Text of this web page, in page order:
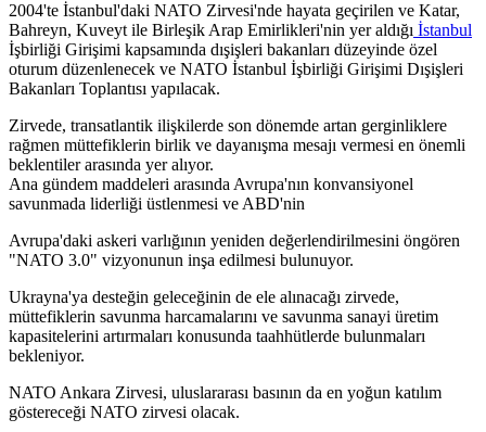
2004'te İstanbul'daki NATO Zirvesi'nde hayata geçirilen ve Katar,
Bahreyn, Kuveyt ile Birleşik Arap Emirlikleri'nin yer aldığı İstanbul
İşbirliği Girişimi kapsamında dışişleri bakanları düzeyinde özel
oturum düzenlenecek ve NATO İstanbul İşbirliği Girişimi Dışişleri
Bakanları Toplantısı yapılacak.
Zirvede, transatlantik ilişkilerde son dönemde artan gerginliklere
rağmen müttefiklerin birlik ve dayanışma mesajı vermesi en önemli
beklentiler arasında yer alıyor.
Ana gündem maddeleri arasında Avrupa'nın konvansiyonel
savunmada liderliği üstlenmesi ve ABD'nin
Avrupa'daki askeri varlığının yeniden değerlendirilmesini öngören
"NATO 3.0" vizyonunun inşa edilmesi bulunuyor.
Ukrayna'ya desteğin geleceğinin de ele alınacağı zirvede,
müttefiklerin savunma harcamalarını ve savunma sanayi üretim
kapasitelerini artırmaları konusunda taahhütlerde bulunmaları
bekleniyor.
NATO Ankara Zirvesi, uluslararası basının da en yoğun katılım
göstereceği NATO zirvesi olacak.